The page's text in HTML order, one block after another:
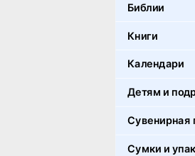
Библии
Книги
Календари
Детям и
Сувенирная
Сумки и